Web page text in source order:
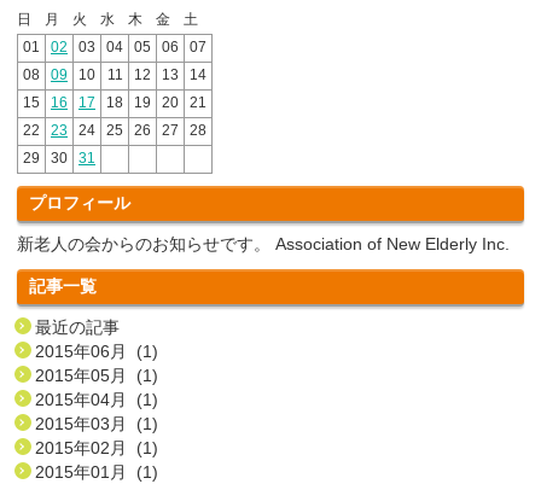
日 月 火 水 木 金
土
01
02 03 04 05 06
07
08
09 10 11 12 13
14
15
16 17 18 19 20
21
22
23 24 25 26 27
28
29
30 31
プロフィール
新老人の会からのお知らせです。 Association of New Elderly Inc.
記事一覧
最近の記事
2015年06月 (1)
2015年05月 (1)
2015年04月 (1)
2015年03月 (1)
2015年02月 (1)
2015年01月 (1)